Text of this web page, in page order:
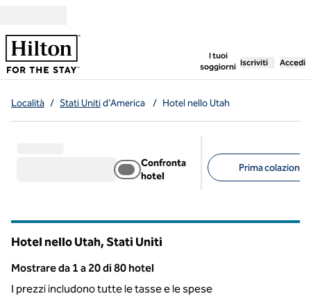
I tuoi
soggiorni
, apre una
Iscriviti Accedi
Località / Stati Unitid'America / Hotel nello Utah
Confronta
hotel
Prima colazione
Hotel nello Utah, Stati Uniti
Mostrare da 1 a 20 di 80 hotel
Risultato 80 hotel
I prezzi includono tutte le tasse e le spese